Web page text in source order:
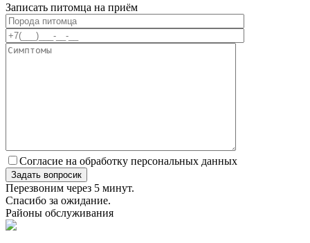
Записать питомца на приём
Согласие на обработку персональных данных
Перезвоним через 5 минут.
Спасибо за ожидание.
Районы обслуживания